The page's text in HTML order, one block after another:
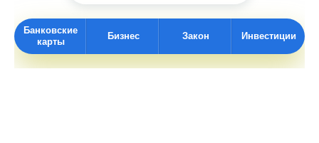
Банковские
карты
Бизнес Закон Инвестиции